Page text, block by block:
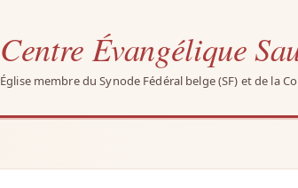
Centre Évangélique
Église membre du Synode Fédéral belge (SF) et de la